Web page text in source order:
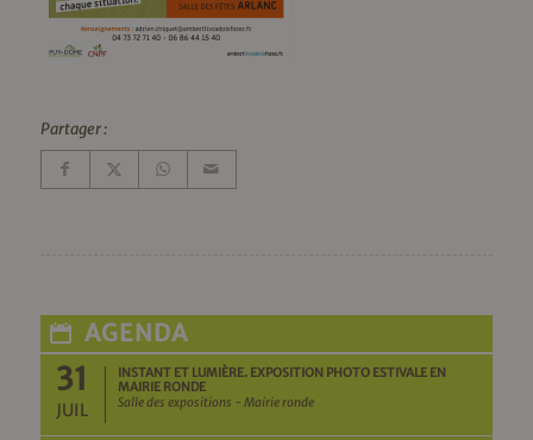
Partager :
AGENDA
31
JUIL
INSTANT ET LUMIÈRE. EXPOSITION PHOTO ESTIVALE EN
MAIRIE RONDE
Salle des expositions - Mairie ronde